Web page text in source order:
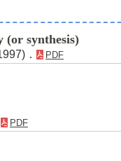
(or synthesis)
． PDF
PDF